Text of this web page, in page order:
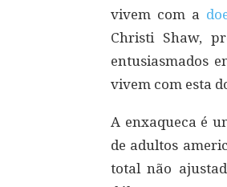
vivem com a
Christi Shaw,
entusiasmados
vivem com esta
A enxaqueca é
de adultos
total não